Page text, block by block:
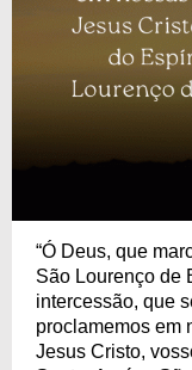
“Ó Deus, que
São Lourenço de
intercessão, que
proclamemos em
Jesus Cristo,